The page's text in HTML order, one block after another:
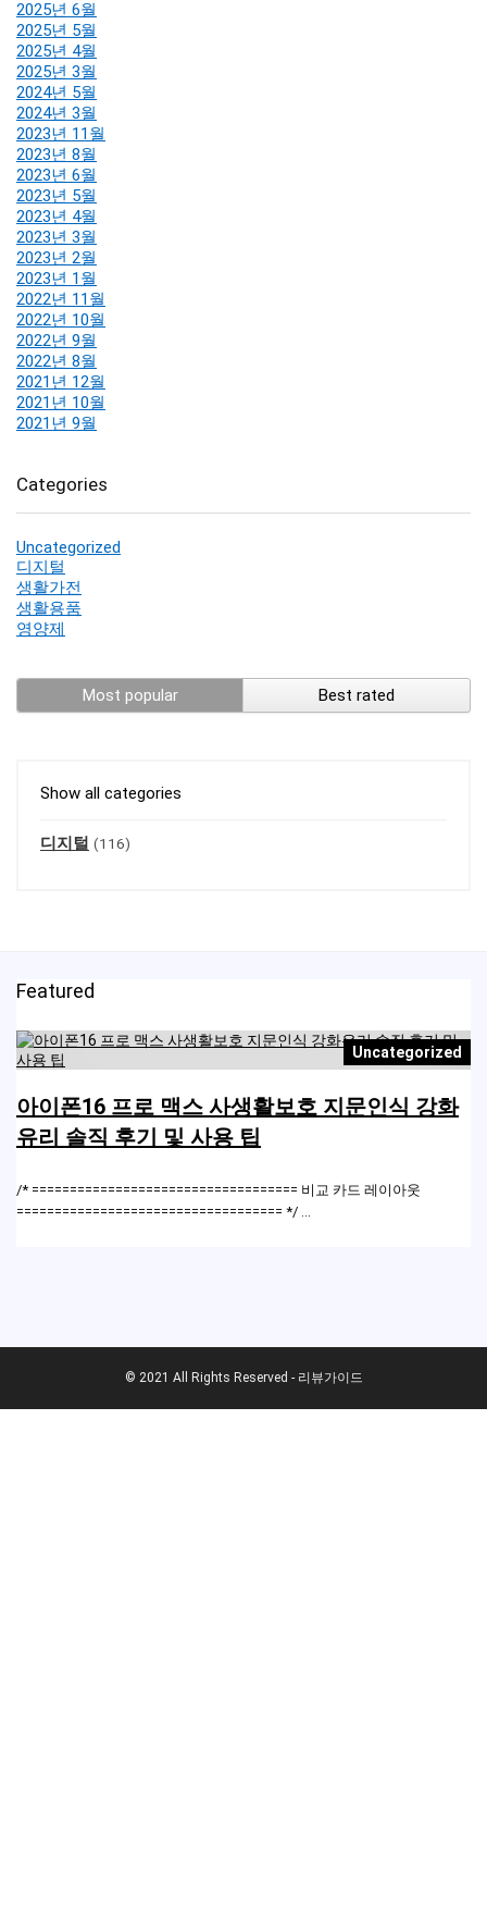
2025년 6월
2025년 5월
2025년 4월
2025년 3월
2024년 5월
2024년 3월
2023년 11월
2023년 8월
2023년 6월
2023년 5월
2023년 4월
2023년 3월
2023년 2월
2023년 1월
2022년 11월
2022년 10월
2022년 9월
2022년 8월
2021년 12월
2021년 10월
2021년 9월
Categories
Uncategorized
디지털
생활가전
생활용품
영양제
Most popular Best rated
Show all categories
디지털 (116)
Featured
Uncategorized
아이폰16 프로 맥스 사생활보호 지문인식 강화
유리 솔직 후기 및 사용 팁
/* =================================== 비교 카드 레이아웃
=================================== */ ...
© 2021 All Rights Reserved - 리뷰가이드